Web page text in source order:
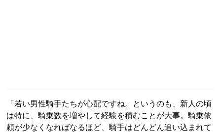
「若い男性騎手たちが心配ですね。というのも、新人の頃
は特に、騎乗数を増やして経験を積むことが大事。騎乗依
頼が少なくなればなるほど、騎手はどんどん追い込まれて